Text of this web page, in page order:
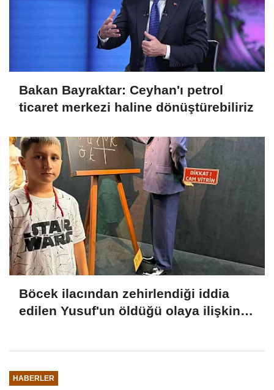
Bakan Bayraktar: Ceyhan'ı petrol
ticaret merkezi haline dönüştürebiliriz
Böcek ilacından zehirlendiği iddia
edilen Yusuf'un öldüğü olaya ilişkin 2
HABERLER